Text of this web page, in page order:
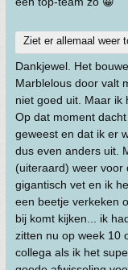
Ziet er allemaal weer
Dankjewel. Het
Marblelous door valt
niet goed uit. Maar ik
Op dat moment
geweest en dat ik er
dus even anders uit.
(uiteraard) weer voor
gigantisch vet en ik
een beetje verkeken
bij komt kijken... ik
zitten nu op week 10
collega als ik het